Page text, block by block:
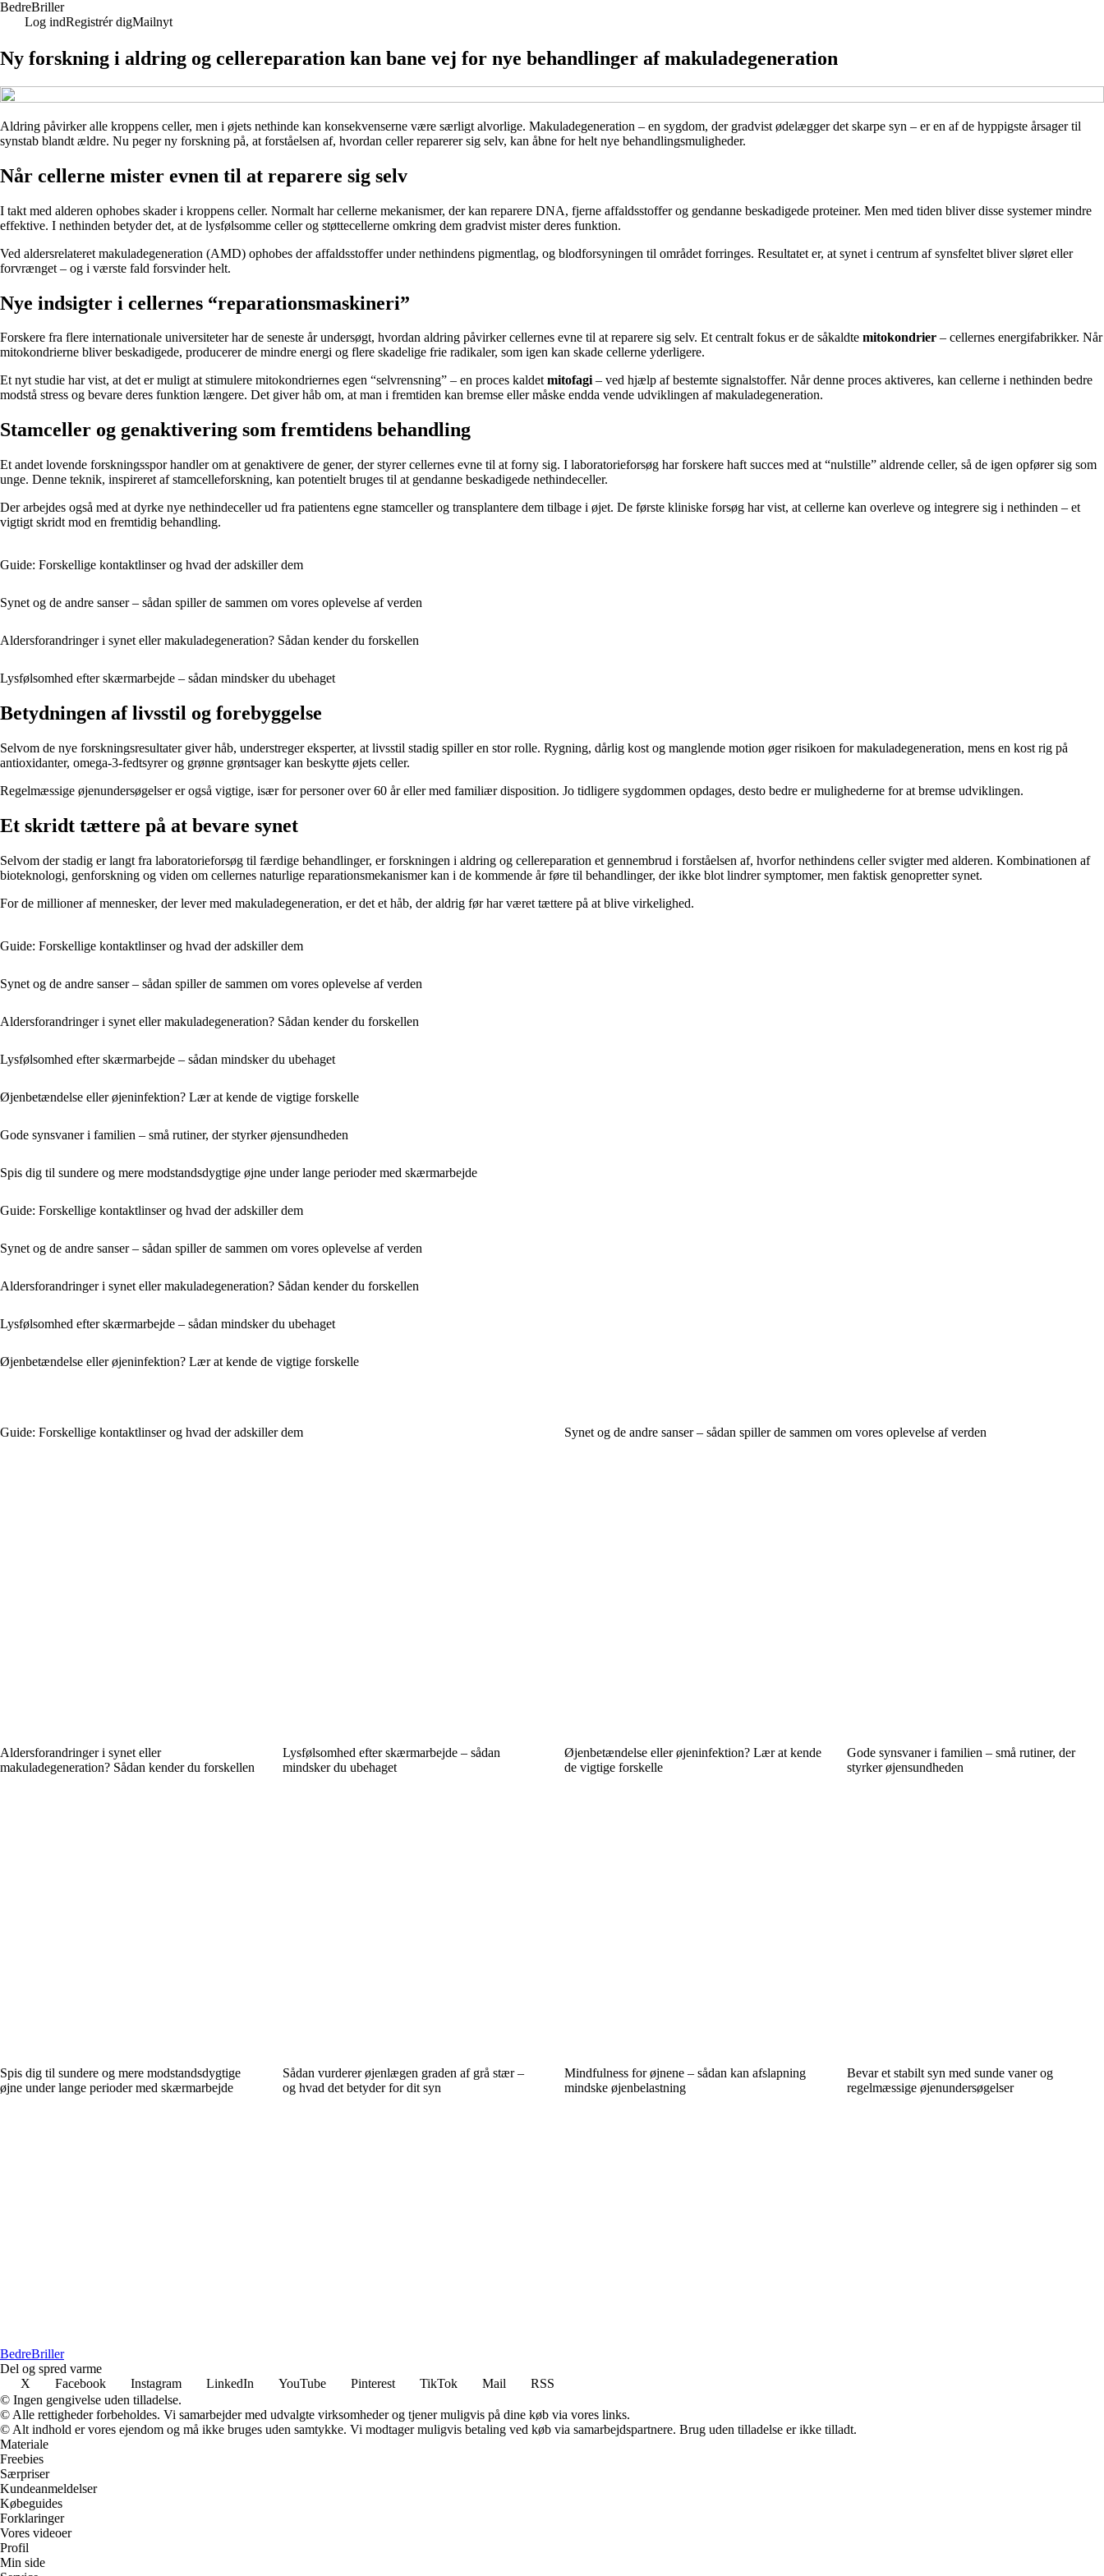
BedreBriller
Log indRegistrér digMailnyt
Ny forskning i aldring og cellereparation kan bane vej for nye behandlinger af makuladegeneration
Aldring påvirker alle kroppens celler, men i øjets nethinde kan konsekvenserne være særligt alvorlige. Makuladegeneration – en sygdom, der gradvist ødelægger det skarpe syn – er en af de hyppigste årsager til
synstab blandt ældre. Nu peger ny forskning på, at forståelsen af, hvordan celler reparerer sig selv, kan åbne for helt nye behandlingsmuligheder.
Når cellerne mister evnen til at reparere sig selv
I takt med alderen ophobes skader i kroppens celler. Normalt har cellerne mekanismer, der kan reparere DNA, fjerne affaldsstoffer og gendanne beskadigede proteiner. Men med tiden bliver disse systemer mindre
effektive. I nethinden betyder det, at de lysfølsomme celler og støttecellerne omkring dem gradvist mister deres funktion.
Ved aldersrelateret makuladegeneration (AMD) ophobes der affaldsstoffer under nethindens pigmentlag, og blodforsyningen til området forringes. Resultatet er, at synet i centrum af synsfeltet bliver sløret eller
forvrænget – og i værste fald forsvinder helt.
Nye indsigter i cellernes “reparationsmaskineri”
Forskere fra flere internationale universiteter har de seneste år undersøgt, hvordan aldring påvirker cellernes evne til at reparere sig selv. Et centralt fokus er de såkaldte mitokondrier – cellernes energifabrikker. Når
mitokondrierne bliver beskadigede, producerer de mindre energi og flere skadelige frie radikaler, som igen kan skade cellerne yderligere.
Et nyt studie har vist, at det er muligt at stimulere mitokondriernes egen “selvrensning” – en proces kaldetmitofagi– ved hjælp af bestemte signalstoffer. Når denne proces aktiveres, kan cellerne i nethinden bedre
modstå stress og bevare deres funktion længere. Det giver håb om, at man i fremtiden kan bremse eller måske endda vende udviklingen af makuladegeneration.
Stamceller og genaktivering som fremtidens behandling
Et andet lovende forskningsspor handler om at genaktivere de gener, der styrer cellernes evne til at forny sig. I laboratorieforsøg har forskere haft succes med at “nulstille” aldrende celler, så de igen opfører sig som
unge. Denne teknik, inspireret af stamcelleforskning, kan potentielt bruges til at gendanne beskadigede nethindeceller.
Der arbejdes også med at dyrke nye nethindeceller ud fra patientens egne stamceller og transplantere dem tilbage i øjet. De første kliniske forsøg har vist, at cellerne kan overleve og integrere sig i nethinden – et
vigtigt skridt mod en fremtidig behandling.
Guide: Forskellige kontaktlinser og hvad der adskiller dem
Synet og de andre sanser – sådan spiller de sammen om vores oplevelse af verden
Aldersforandringer i synet eller makuladegeneration? Sådan kender du forskellen
Lysfølsomhed efter skærmarbejde – sådan mindsker du ubehaget
Betydningen af livsstil og forebyggelse
Selvom de nye forskningsresultater giver håb, understreger eksperter, at livsstil stadig spiller en stor rolle. Rygning, dårlig kost og manglende motion øger risikoen for makuladegeneration, mens en kost rig på
antioxidanter, omega-3-fedtsyrer og grønne grøntsager kan beskytte øjets celler.
Regelmæssige øjenundersøgelser er også vigtige, især for personer over 60 år eller med familiær disposition. Jo tidligere sygdommen opdages, desto bedre er mulighederne for at bremse udviklingen.
Et skridt tættere på at bevare synet
Selvom der stadig er langt fra laboratorieforsøg til færdige behandlinger, er forskningen i aldring og cellereparation et gennembrud i forståelsen af, hvorfor nethindens celler svigter med alderen. Kombinationen af
bioteknologi, genforskning og viden om cellernes naturlige reparationsmekanismer kan i de kommende år føre til behandlinger, der ikke blot lindrer symptomer, men faktisk genopretter synet.
For de millioner af mennesker, der lever med makuladegeneration, er det et håb, der aldrig før har været tættere på at blive virkelighed.
Guide: Forskellige kontaktlinser og hvad der adskiller dem
Synet og de andre sanser – sådan spiller de sammen om vores oplevelse af verden
Aldersforandringer i synet eller makuladegeneration? Sådan kender du forskellen
Lysfølsomhed efter skærmarbejde – sådan mindsker du ubehaget
Øjenbetændelse eller øjeninfektion? Lær at kende de vigtige forskelle
Gode synsvaner i familien – små rutiner, der styrker øjensundheden
Spis dig til sundere og mere modstandsdygtige øjne under lange perioder med skærmarbejde
Guide: Forskellige kontaktlinser og hvad der adskiller dem
Synet og de andre sanser – sådan spiller de sammen om vores oplevelse af verden
Aldersforandringer i synet eller makuladegeneration? Sådan kender du forskellen
Lysfølsomhed efter skærmarbejde – sådan mindsker du ubehaget
Øjenbetændelse eller øjeninfektion? Lær at kende de vigtige forskelle
Guide: Forskellige kontaktlinser og hvad der adskiller dem Synet og de andre sanser – sådan spiller de sammen om vores oplevelse af verden
Aldersforandringer i synet eller
makuladegeneration? Sådan kender du forskellen
Lysfølsomhed efter skærmarbejde – sådan
mindsker du ubehaget
Øjenbetændelse eller øjeninfektion? Lær at kende
de vigtige forskelle
Gode synsvaner i familien – små rutiner, der
styrker øjensundheden
Spis dig til sundere og mere modstandsdygtige
øjne under lange perioder med skærmarbejde
Sådan vurderer øjenlægen graden af grå stær –
og hvad det betyder for dit syn
Mindfulness for øjnene – sådan kan afslapning
mindske øjenbelastning
Bevar et stabilt syn med sunde vaner og
regelmæssige øjenundersøgelser
BedreBriller
Del og spred varme
X
Facebook Instagram LinkedIn YouTube Pinterest TikTok Mail
RSS
© Ingen gengivelse uden tilladelse.
© Alle rettigheder forbeholdes. Vi samarbejder med udvalgte virksomheder og tjener muligvis på dine køb via vores links.
© Alt indhold er vores ejendom og må ikke bruges uden samtykke. Vi modtager muligvis betaling ved køb via samarbejdspartnere. Brug uden tilladelse er ikke tilladt.
Materiale
Freebies
Særpriser
Kundeanmeldelser
Købeguides
Forklaringer
Vores videoer
Profil
Min side